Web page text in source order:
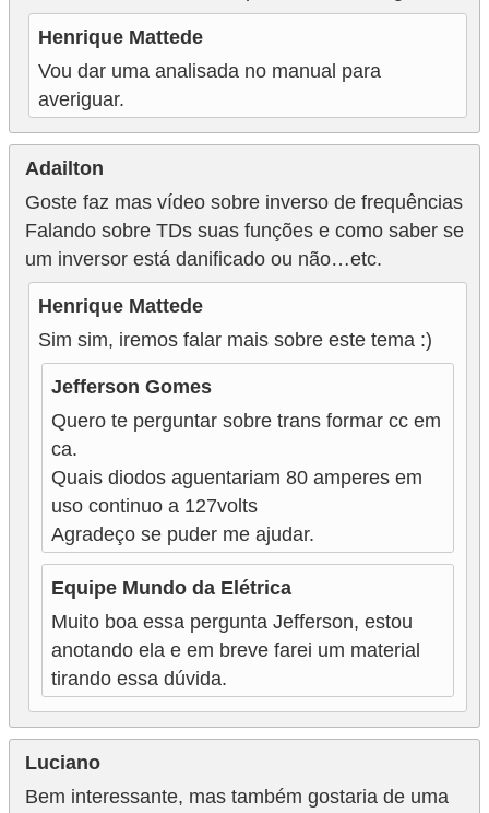
Henrique Mattede
Vou dar uma analisada no manual para
averiguar.
Adailton
Goste faz mas vídeo sobre inverso de frequências
Falando sobre TDs suas funções e como saber se
um inversor está danificado ou não…etc.
Henrique Mattede
Sim sim, iremos falar mais sobre este tema :)
Jefferson Gomes
Quero te perguntar sobre trans formar cc em
ca.
Quais diodos aguentariam 80 amperes em
uso continuo a 127volts
Agradeço se puder me ajudar.
Equipe Mundo da Elétrica
Muito boa essa pergunta Jefferson, estou
anotando ela e em breve farei um material
tirando essa dúvida.
Luciano
Bem interessante, mas também gostaria de uma